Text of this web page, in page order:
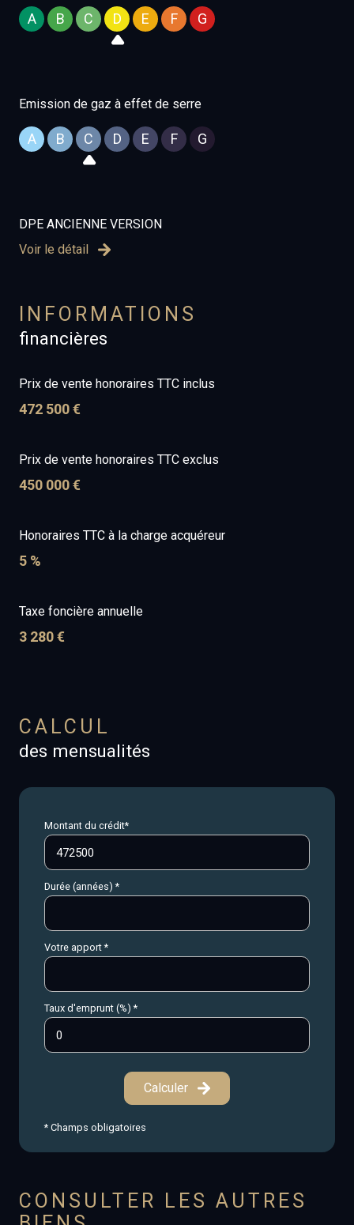
A B C D E F G
Emission de gaz à effet de serre
A B C D E F G
DPE ANCIENNE VERSION
Voir le détail
INFORMATIONS
financières
Prix de vente honoraires TTC inclus
472 500 €
Prix de vente honoraires TTC exclus
450 000 €
Honoraires TTC à la charge acquéreur
5 %
Taxe foncière annuelle
3 280 €
CALCUL
des mensualités
Montant du crédit*
Durée (années) *
Votre apport *
Taux d'emprunt (%) *
Calculer
* Champs obligatoires
CONSULTER LES AUTRES